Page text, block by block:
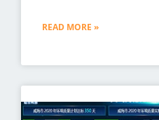
READ MORE »